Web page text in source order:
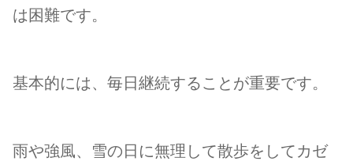
は困難です。
基本的には、毎日継続することが重要です。
雨や強風、雪の日に無理して散歩をしてカゼ